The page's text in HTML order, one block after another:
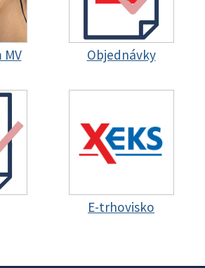
Objednávky
E-trhovisko